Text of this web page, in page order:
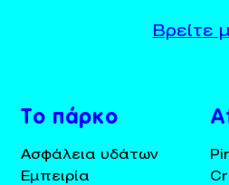
Το πάρκο
Ασφάλεια υδάτων
Εμπειρία
Βρείτε